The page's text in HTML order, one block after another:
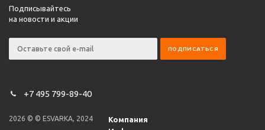
Подписывайтесь
на новости и акции
+7 495 799-89-40
2026 © © ESVARKA, 2024
Компания